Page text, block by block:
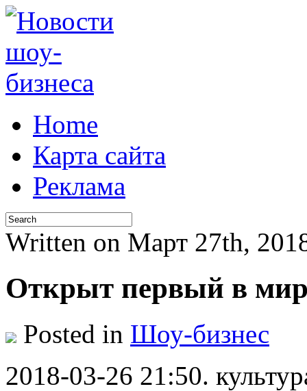
Home
Карта сайта
Реклама
Written on Март 27th,
Открыт первый в
Posted in Шоу-бизнес
2018-03-26 21:50.